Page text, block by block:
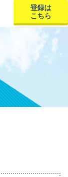
登録は
こちら